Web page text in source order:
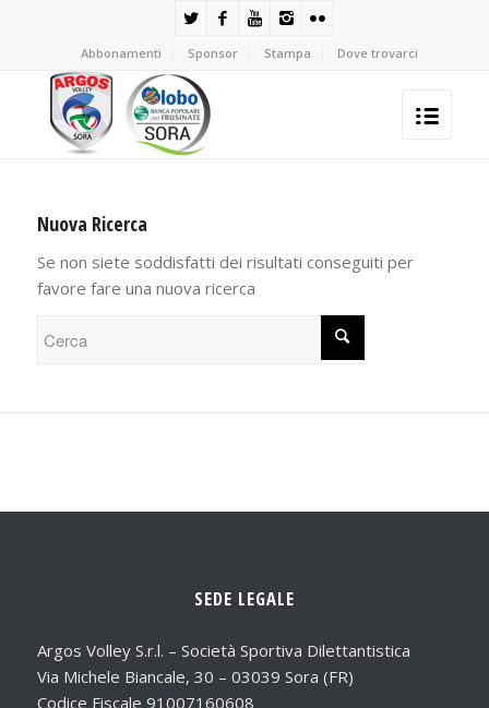
Abbonamenti Sponsor Stampa Dove trovarci
Nuova Ricerca
Se non siete soddisfatti dei risultati conseguiti per
favore fare una nuova ricerca
SEDE LEGALE
Argos Volley S.r.l. – Società Sportiva Dilettantistica
Via Michele Biancale, 30 – 03039 Sora (FR)
Codice Fiscale 91007160608